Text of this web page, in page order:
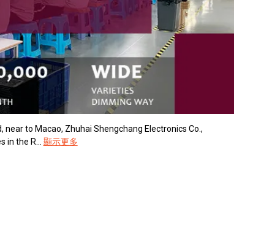
to Macao, Zhuhai Shengchang Electronics Co.,
the R...
顯示更多